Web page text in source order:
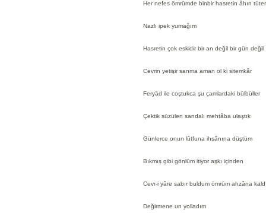
Her nefes ömrümde binbir hasretin âhın tüter
Nazlı ipek yumağım
Hasretin çok eskidir bir an değil bir gün değil
Cevrin yetişir sanma aman ol ki sitemkâr
Feryâd ile coştukca şu çamlardaki bülbüller
Çektik süzülen sandalı mehtâba ulaştık
Günlerce onun lûtfuna ihsânına düştüm
Bıkmış gibi gönlüm itiyor aşkı içinden
Cevr-i yâre sabır buldum ömrüm ahzâna
Değirmene un yolladım